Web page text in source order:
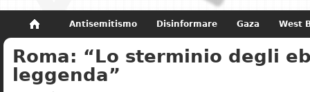
Antisemitismo Disinformare Gaza West
Non dimenticare Storia di Israele
Roma: “Lo sterminio degli
leggenda”